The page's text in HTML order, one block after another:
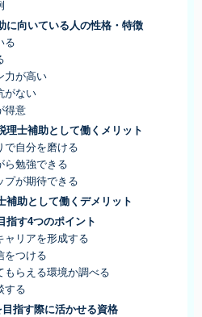
に向いている人の性格・特徴
る
力が高い
がない
得意
理士補助として働くメリット
で自分を磨ける
ら勉強できる
プが期待できる
補助として働くデメリット
指す4つのポイント
ャリアを形成する
をつける
もらえる環境か調べる
する
指す際に活かせる資格